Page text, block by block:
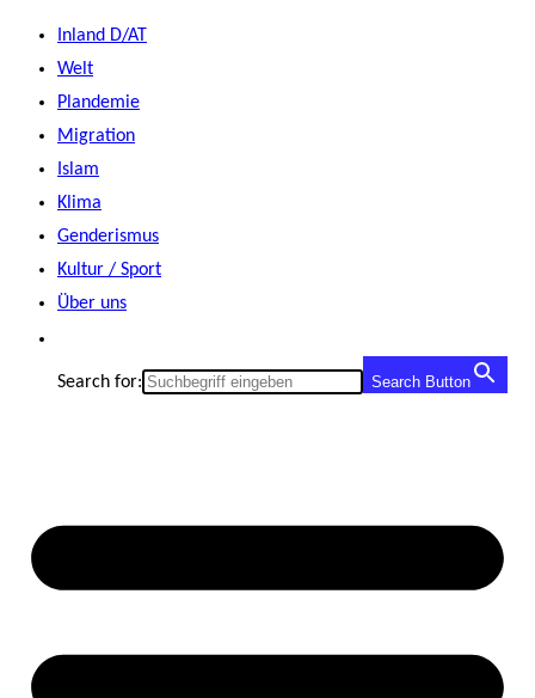
Zum
Inhalt
springen
Inland D/AT
Welt
Plandemie
Migration
Islam
Klima
Genderismus
Kultur / Sport
Über uns
Search for: Search Button